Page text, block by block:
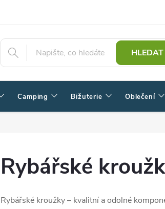
HLEDAT
Camping Bižuterie Oblečení
Rybářské
Rybářské kroužky – kvalitní a odolné